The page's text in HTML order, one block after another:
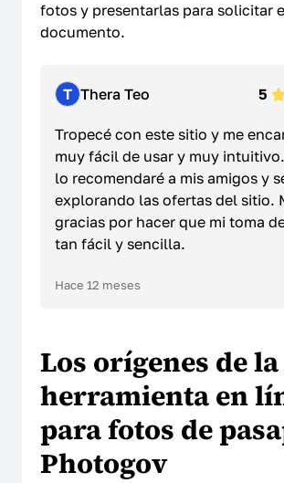
Política de cookies
Protección de datos en la UE
Cumplimiento Foto ID US
Cumplimiento Global Foto ID
Aviso de no afiliación
fotos y presentarlas para solicitar
documento.
T Thera Teo 5
Tropecé con este sitio y me
muy fácil de usar y muy
lo recomendaré a mis amigos y
explorando las ofertas del sitio.
gracias por hacer que mi toma
tan fácil y sencilla.
Hace 12 meses
Los orígenes de la
herramienta en
para fotos de
Photogov